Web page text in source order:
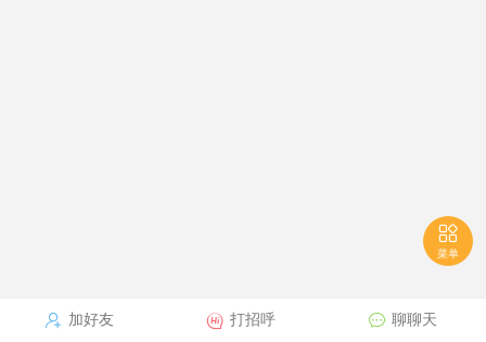
 加好友  打招呼  聊聊天

菜单